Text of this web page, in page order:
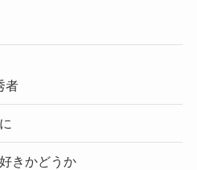
者
きかどうか